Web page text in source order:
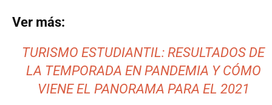
Ver más:
TURISMO ESTUDIANTIL: RESULTADOS DE
LA TEMPORADA EN PANDEMIA Y CÓMO
VIENE EL PANORAMA PARA EL 2021